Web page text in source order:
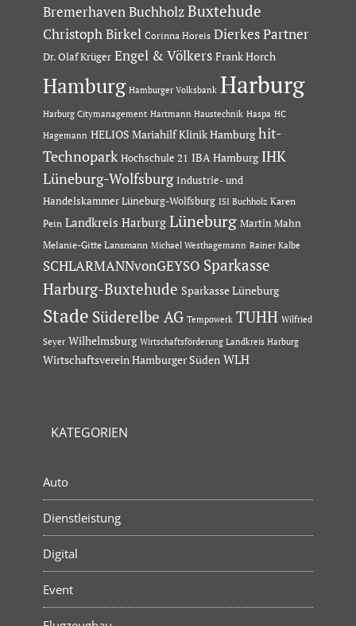
Bremerhaven Buchholz Buxtehude
Christoph Birkel Corinna Horeis Dierkes Partner
Dr. Olaf Krüger Engel & Völkers Frank Horch
Hamburg Hamburger Volksbank Harburg
Harburg Citymanagement Hartmann Haustechnik Haspa HC
Hagemann HELIOS Mariahilf Klinik Hamburg hit-
Technopark Hochschule 21 IBA Hamburg IHK
Lüneburg-Wolfsburg Industrie- und
Handelskammer Lüneburg-Wolfsburg ISI Buchholz Karen
Pein Landkreis Harburg Lüneburg Martin Mahn
Melanie-Gitte Lansmann Michael Westhagemann Rainer Kalbe
SCHLARMANNvonGEYSO Sparkasse
Harburg-Buxtehude Sparkasse Lüneburg
Stade Süderelbe AG Tempowerk TUHH Wilfried
Seyer Wilhelmsburg Wirtschaftsförderung Landkreis Harburg
Wirtschaftsverein Hamburger Süden WLH
KATEGORIEN
Auto
Dienstleistung
Digital
Event